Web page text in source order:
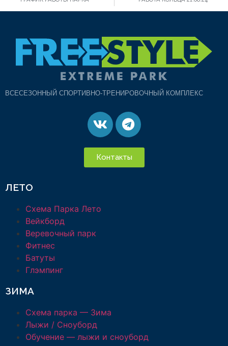
ВСЕСЕЗОННЫЙ СПОРТИВНО-ТРЕНИРОВОЧНЫЙ КОМПЛЕКС
Контакты
ЛЕТО
Схема Парка Лето
Вейкборд
Веревочный парк
Фитнес
Батуты
Глэмпинг
ЗИМА
Схема парка — Зима
Лыжи / Сноуборд
Обучение — лыжи и сноуборд